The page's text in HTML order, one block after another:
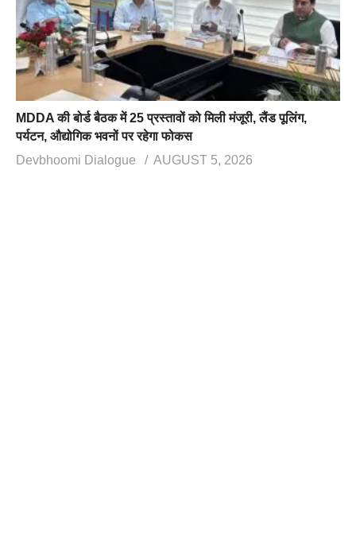
MDDA की बोर्ड बैठक में 25 प्रस्तावों को मिली मंजूरी, लैंड पूलिंग,
पर्यटन, औद्योगिक भवनों पर रहेगा फोकस
Devbhoomi Dialogue
AUGUST 5, 2026